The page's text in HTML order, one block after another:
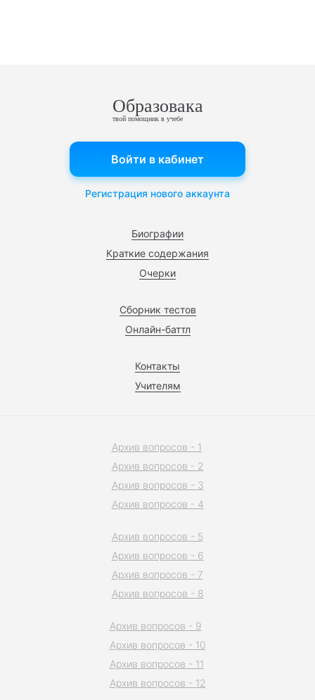
Образовака
твой помощник в учебе
Биографии
Краткие содержания
Очерки
Сборник тестов
Онлайн-баттл
Контакты
Учителям
Войти в кабинет
Регистрация нового аккаунта
Архив вопросов - 1
Архив вопросов - 2
Архив вопросов - 3
Архив вопросов - 4
Архив вопросов - 5
Архив вопросов - 6
Архив вопросов - 7
Архив вопросов - 8
Архив вопросов - 9
Архив вопросов - 10
Архив вопросов - 11
Архив вопросов - 12